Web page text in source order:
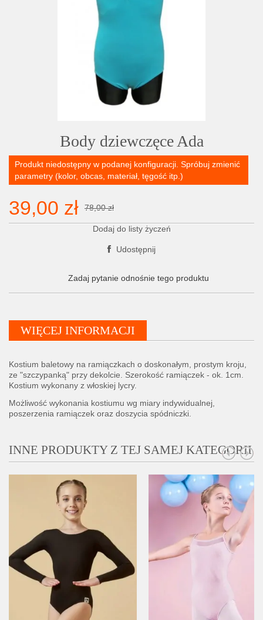
Body dziewczęce Ada
Produkt niedostępny w podanej konfiguracji. Spróbuj zmienić
parametry (kolor, obcas, materiał, tęgość itp.)
39,00 zł 78,00 zł
Dodaj do listy życzeń
Udostępnij
Zadaj pytanie odnośnie tego produktu
WIĘCEJ INFORMACJI
Kostium baletowy na ramiączkach o doskonałym, prostym kroju,
ze "szczypanką" przy dekolcie. Szerokość ramiączek - ok. 1cm.
Kostium wykonany z włoskiej lycry.
Możliwość wykonania kostiumu wg miary indywidualnej,
poszerzenia ramiączek oraz doszycia spódniczki.
INNE PRODUKTY Z TEJ SAMEJ KATEGORII